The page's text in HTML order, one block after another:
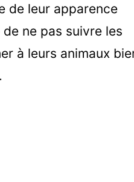
de leur apparence
ne pas suivre les
à leurs animaux